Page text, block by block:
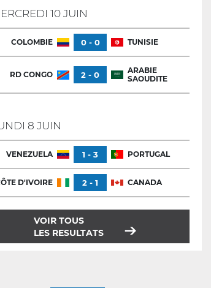
10 JUIN
COLOMBIE 0 - 0 TUNISIE
RD CONGO 2 - 0
ARABIE
SAOUDITE
8 JUIN
VENEZUELA 1 - 3 PORTUGAL
D'IVOIRE 2 - 1 CANADA
VOIR TOUS
LES RESULTATS